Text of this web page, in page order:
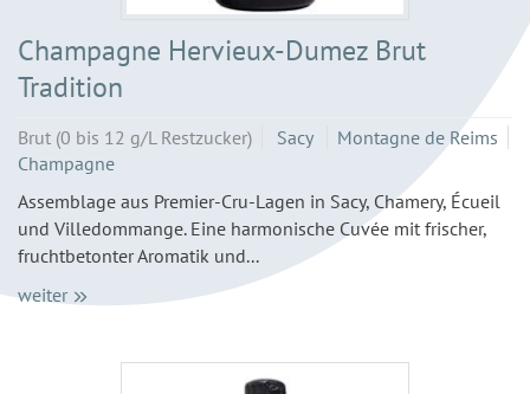
Champagne Hervieux-Dumez Brut
Tradition
Brut (0 bis 12 g/L Restzucker) Sacy
Montagne de Reims
Champagne
Assemblage aus Premier-Cru-Lagen in Sacy, Chamery, Écueil
und Villedommange. Eine harmonische Cuvée mit frischer,
fruchtbetonter Aromatik und...
weiter